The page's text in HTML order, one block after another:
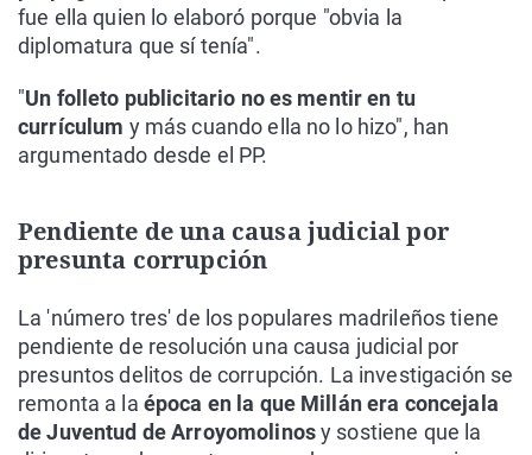
fue ella quien lo elaboró porque "obvia la
diplomatura que sí tenía".
"Un folleto publicitario no es mentir en tu
currículum y más cuando ella no lo hizo", han
argumentado desde el PP.
Pendiente de una causa judicial por
presunta corrupción
La 'número tres' de los populares madrileños tiene
pendiente de resolución una causa judicial por
presuntos delitos de corrupción. La investigación se
remonta a la época en la que Millán era concejala
de Juventud de Arroyomolinosy sostiene que la